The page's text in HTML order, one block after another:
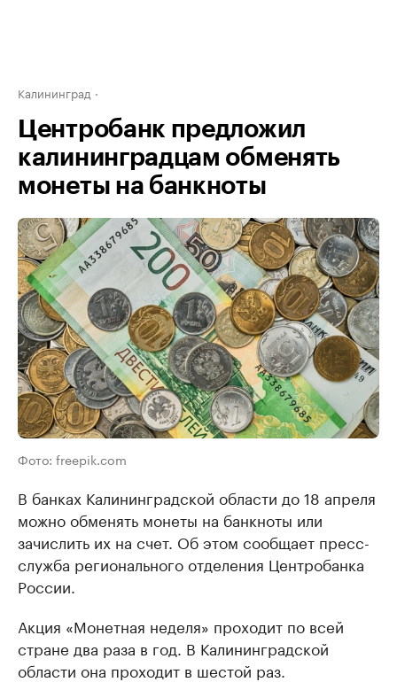
Калининград
Центробанк предложил
калининградцам обменять
монеты на банкноты
Фото: freepik.com
В банках Калининградской области до 18 апреля
можно обменять монеты на банкноты или
зачислить их на счет. Об этом сообщает пресс-
служба регионального отделения Центробанка
России.
Акция «Монетная неделя» проходит по всей
стране два раза в год. В Калининградской
области она проходит в шестой раз.